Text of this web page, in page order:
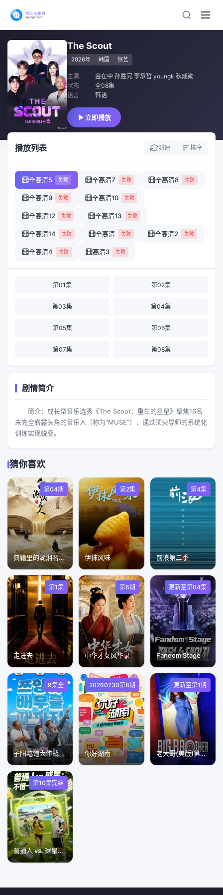
The Scout
2026年 韩国 综艺
主演
金在中 孙胜完 李承哲 youngk 秋成勋
状态
全08集
语言
韩语
立即播放
播放列表 测速 排序
全高清5 失败 全高清7 失败 全高清8 失败
全高清9 失败 全高清10 失败
全高清12 失败 全高清13 失败
全高清14 失败 全高清 失败 全高清2 失败
全高清4 失败 高清3 失败
第01集 第02集
第03集 第04集
第05集 第06集
第07集 第08集
剧情简介
简介：成长型音乐选秀《The Scout：重生的星星》聚焦16名
未完全崭露头角的音乐人（称为“MUSE”），通过顶尖导师的系统化
训练实现蜕变。
猜你喜欢
第04期
典籍里的湖湘名人第二季
第2集
伊抹风味
第4集
前浪第二季
第1集
走进去
第6期
中华才女风华录
更新至第04集
Fandom Stage
9集全
子阳吃饱大作战
20260730第8期
你好湖南​
更新至第1期
老大哥(美版)第二十八季
第10集完结
普通人 vs. 球星：不惜一切代价旅行